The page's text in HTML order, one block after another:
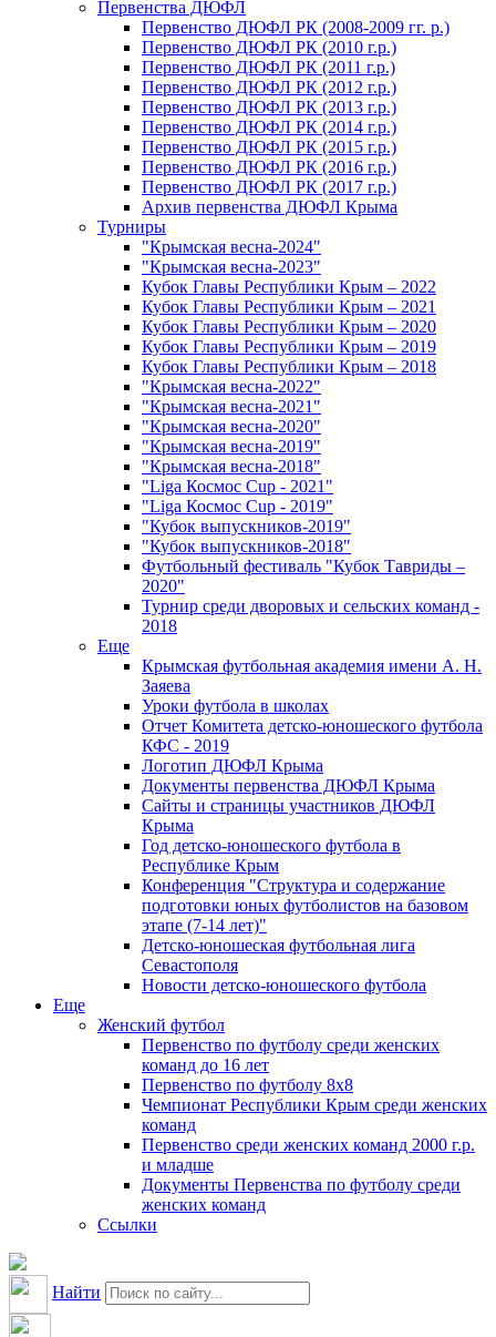
Первенства ДЮФЛ
Первенство ДЮФЛ РК (2008-2009 гг. р.)
Первенство ДЮФЛ РК (2010 г.р.)
Первенство ДЮФЛ РК (2011 г.р.)
Первенство ДЮФЛ РК (2012 г.р.)
Первенство ДЮФЛ РК (2013 г.р.)
Первенство ДЮФЛ РК (2014 г.р.)
Первенство ДЮФЛ РК (2015 г.р.)
Первенство ДЮФЛ РК (2016 г.р.)
Первенство ДЮФЛ РК (2017 г.р.)
Архив первенства ДЮФЛ Крыма
Турниры
"Крымская весна-2024"
"Крымская весна-2023"
Кубок Главы Республики Крым – 2022
Кубок Главы Республики Крым – 2021
Кубок Главы Республики Крым – 2020
Кубок Главы Республики Крым – 2019
Кубок Главы Республики Крым – 2018
"Крымская весна-2022"
"Крымская весна-2021"
"Крымская весна-2020"
"Крымская весна-2019"
"Крымская весна-2018"
"Liga Космос Cup - 2021"
"Liga Космос Cup - 2019"
"Кубок выпускников-2019"
"Кубок выпускников-2018"
Футбольный фестиваль "Кубок Тавриды –
2020"
Турнир среди дворовых и сельских команд -
2018
Еще
Крымская футбольная академия имени А. Н.
Заяева
Уроки футбола в школах
Отчет Комитета детско-юношеского футбола
КФС - 2019
Логотип ДЮФЛ Крыма
Документы первенства ДЮФЛ Крыма
Сайты и страницы участников ДЮФЛ
Крыма
Год детско-юношеского футбола в
Республике Крым
Конференция "Структура и содержание
подготовки юных футболистов на базовом
этапе (7-14 лет)"
Детско-юношеская футбольная лига
Севастополя
Новости детско-юношеского футбола
Еще
Женский футбол
Первенство по футболу среди женских
команд до 16 лет
Первенство по футболу 8х8
Чемпионат Республики Крым среди женских
команд
Первенство среди женских команд 2000 г.р.
и младше
Документы Первенства по футболу среди
женских команд
Ссылки
Найти